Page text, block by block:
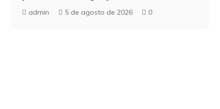
admin 5 de agosto de 2026 0